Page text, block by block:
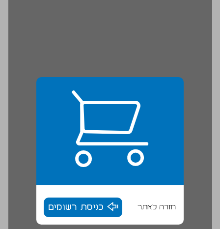
חזרה לאתר כניסת רשומים